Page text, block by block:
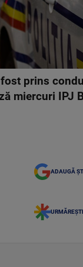
prins
miercuri IPJ
ADAUGĂ